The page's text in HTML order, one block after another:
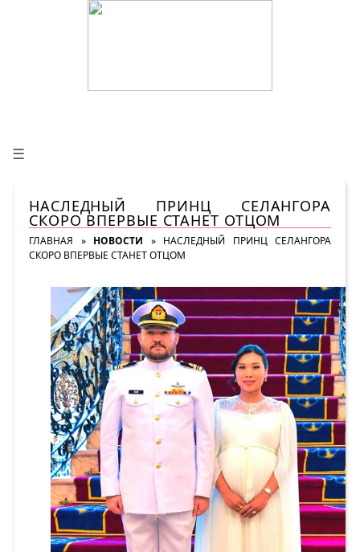
☰
НАСЛЕДНЫЙ ПРИНЦ СЕЛАНГОРА
СКОРО ВПЕРВЫЕ СТАНЕТ ОТЦОМ
ГЛАВНАЯ » НОВОСТИ » НАСЛЕДНЫЙ ПРИНЦ СЕЛАНГОРА
СКОРО ВПЕРВЫЕ СТАНЕТ ОТЦОМ